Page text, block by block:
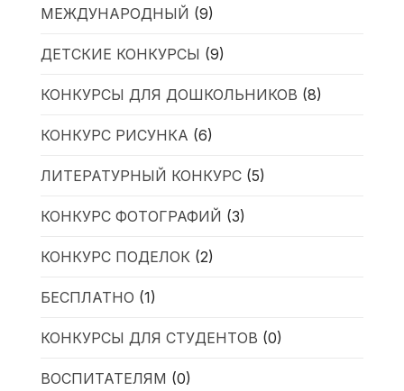
МЕЖДУНАРОДНЫЙ (9)
ДЕТСКИЕ КОНКУРСЫ (9)
КОНКУРСЫ ДЛЯ ДОШКОЛЬНИКОВ (8)
КОНКУРС РИСУНКА (6)
ЛИТЕРАТУРНЫЙ КОНКУРС(5)
КОНКУРС ФОТОГРАФИЙ (3)
КОНКУРС ПОДЕЛОК (2)
БЕСПЛАТНО (1)
КОНКУРСЫ ДЛЯ СТУДЕНТОВ (0)
ВОСПИТАТЕЛЯМ (0)